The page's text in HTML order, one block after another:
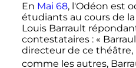
En Mai 68, l'Odéon est
étudiants au cours de
Louis Barrault
contestataires : «
directeur de ce
comme les autres,